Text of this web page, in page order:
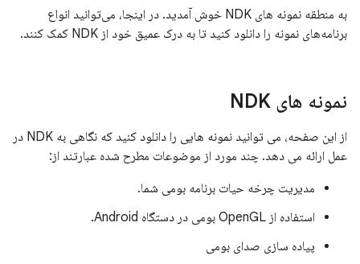
به منطقه نمونه های NDK خوش آمدید. در اینجا، می‌توانید انواع
برنامه‌های نمونه را دانلود کنید تا به درک عمیق خود از NDK کمک کنند.
نمونه های NDK
از این صفحه، می توانید نمونه هایی را دانلود کنید که نگاهی به NDK در
عمل ارائه می دهد. چند مورد از موضوعات مطرح شده عبارتند از:
مدیریت چرخه حیات برنامه بومی شما.
استفاده از OpenGL بومی در دستگاه Android.
پیاده سازی صدای بومی